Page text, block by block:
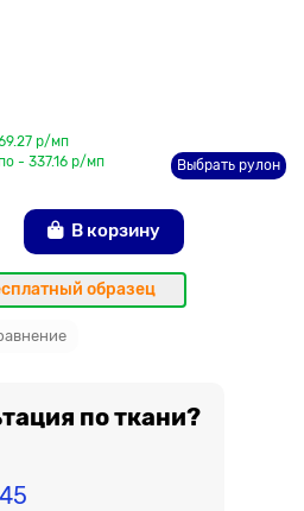
р/мп
- 337.16 р/мп
Выбрать рулон
В корзину
образец
по ткани?